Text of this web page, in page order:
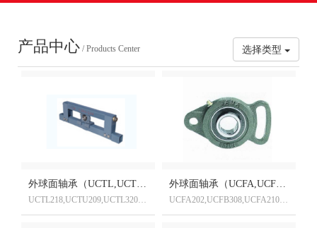
产品中心 / Products Center 选择类型
外球面轴承（UCTL,UCTU型）
UCTL218,UCTU209,UCTL320,UCTU318D1
外球面轴承（UCFA,UCFB型）
UCFA202,UCFB308,UCFA210,UCFB316D1